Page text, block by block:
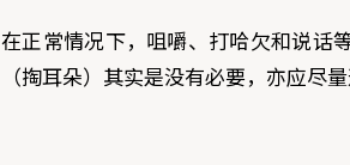
在正常情况下，咀嚼、打哈欠和说话
（掏耳朵）其实是没有必要，亦应尽量